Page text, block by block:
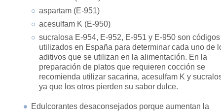
aspartam (E-951)
acesulfam K (E-950)
sucralosa E-954, E-952, E-951 y E-950 son códigos
utilizados en España para determinar cada uno de
aditivos que se utilizan en la alimentación. En la
preparación de platos que requieren cocción se
recomienda utilizar sacarina, acesulfam K y
ya que los otros pierden su sabor dulce.
Edulcorantes desaconsejados porque aumentan la